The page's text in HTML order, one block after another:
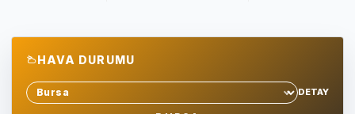
HAVA DURUMU
Sehir sec
DETAY